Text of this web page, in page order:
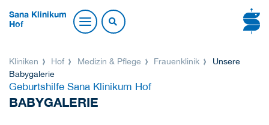
Sana Klinikum
Hof
Kliniken Hof Medizin & Pflege Frauenklinik
Unsere
Babygalerie
Geburtshilfe Sana Klinikum Hof
BABYGALERIE